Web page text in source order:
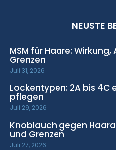
NEUSTE
MSM für Haare:
Grenzen
Juli 31, 2026
Lockentypen: 2A bis 4C
pflegen
Juli 29, 2026
Knoblauch gegen
und Grenzen
Juli 27, 2026